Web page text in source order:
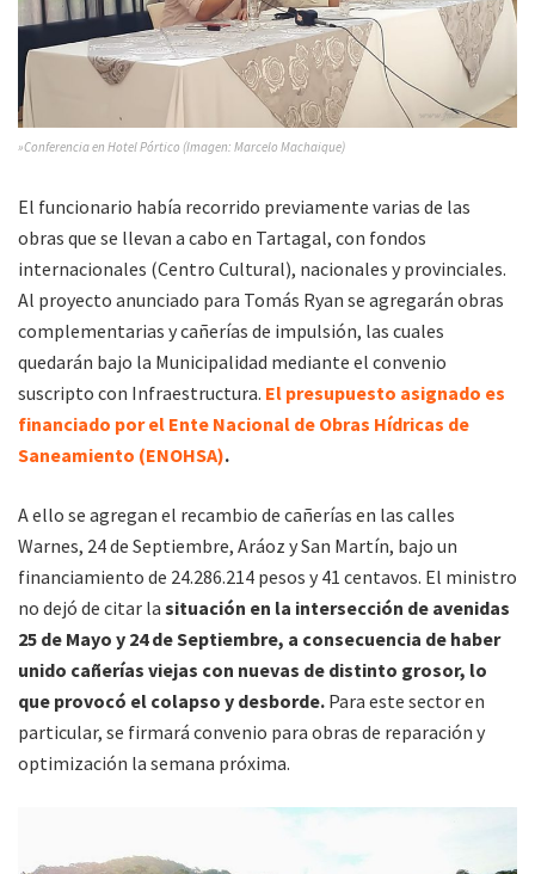
»Conferencia en Hotel Pórtico (Imagen: Marcelo Machaique)
El funcionario había recorrido previamente varias de las
obras que se llevan a cabo en Tartagal, con fondos
internacionales (Centro Cultural), nacionales y provinciales.
Al proyecto anunciado para Tomás Ryan se agregarán obras
complementarias y cañerías de impulsión, las cuales
quedarán bajo la Municipalidad mediante el convenio
suscripto con Infraestructura. El presupuesto asignado es
financiado por el Ente Nacional de Obras Hídricas de
Saneamiento (ENOHSA).
A ello se agregan el recambio de cañerías en las calles
Warnes, 24 de Septiembre, Aráoz y San Martín, bajo un
financiamiento de 24.286.214 pesos y 41 centavos. El ministro
no dejó de citar la situación en la intersección de avenidas
25 de Mayo y 24 de Septiembre, a consecuencia de haber
unido cañerías viejas con nuevas de distinto grosor, lo
que provocó el colapso y desborde. Para este sector en
particular, se firmará convenio para obras de reparación y
optimización la semana próxima.